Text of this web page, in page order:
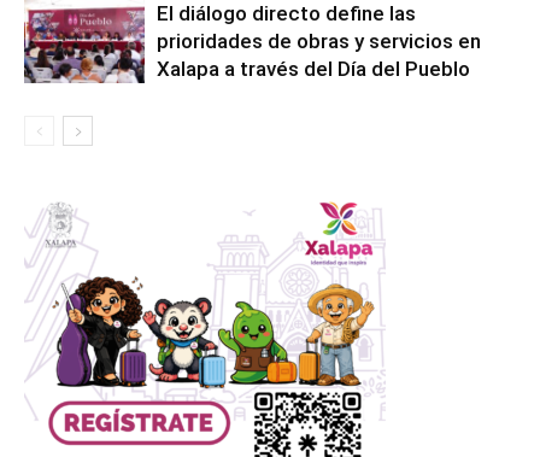
El diálogo directo define las
prioridades de obras y servicios en
Xalapa a través del Día del Pueblo